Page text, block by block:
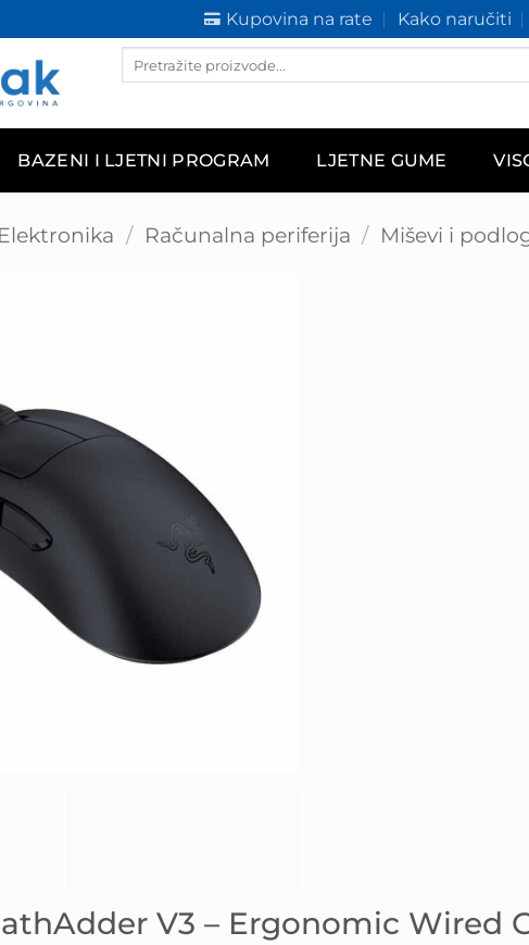
Kupovina na rate Kako naručiti
Products
BAZENI I LJETNI PROGRAM LJETNE GUME
/ Računalna periferija / Miševi i
V3 – Ergonomic Wired